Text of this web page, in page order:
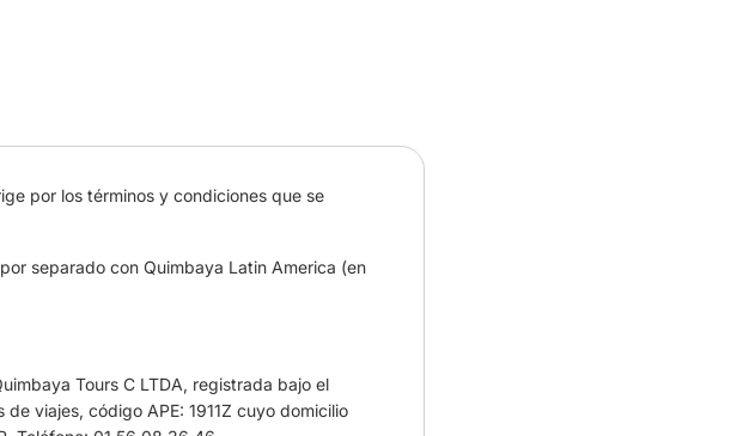
por los términos y condiciones que se
separado con Quimbaya Latin America (en
Tours C LTDA, registrada bajo el
viajes, código APE: 1911Z cuyo domicilio